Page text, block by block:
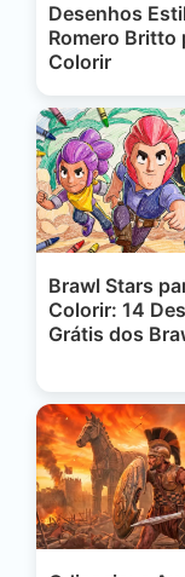
Desenhos
Romero Britto
Colorir
Brawl Stars
Colorir: 14
Grátis dos